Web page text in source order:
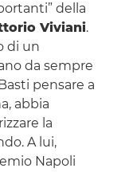
della
Viviani.
di un
da sempre
pensare a
abbia
la
A lui,
Napoli